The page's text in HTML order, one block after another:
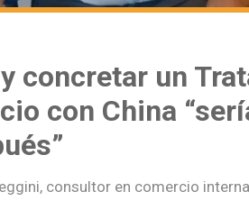
concretar un
con China
consultor en comercio